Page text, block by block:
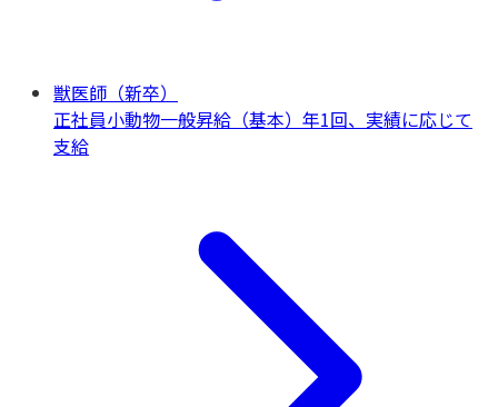
獣医師（新卒）
正社員小動物一般昇給（基本）年1回、実績に応じて
支給